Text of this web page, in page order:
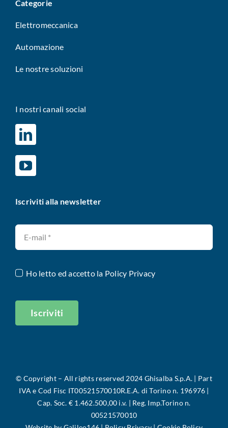
Categorie
Elettromeccanica
Automazione
Le nostre soluzioni
I nostri canali social
Iscriviti alla newsletter
Ho letto ed accetto la Policy Privacy
Iscriviti
© Copyright – All rights reserved 2024 Ghisalba S.p.A. | Part
IVA e Cod Fisc IT00521570010R.E.A. di Torino n. 196976 |
Cap. Soc. € 1.462.500,00 i.v. | Reg. Imp.Torino n.
00521570010